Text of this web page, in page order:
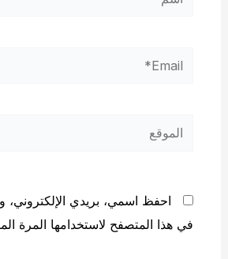
Email*
الموقع
احفظ اسمي، بريدي الإلكتروني،
في هذا المتصفح لاستخدامها المرة